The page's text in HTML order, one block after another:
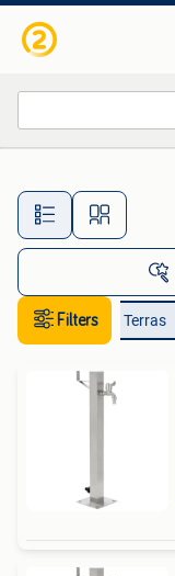
Filters
Tuin en Terras